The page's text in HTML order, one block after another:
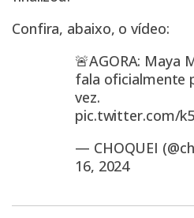
Confira, abaixo, o vídeo:
🚨AGORA: Maya
fala oficialmente
vez.
pic.twitter.com/
— CHOQUEI
16, 2024